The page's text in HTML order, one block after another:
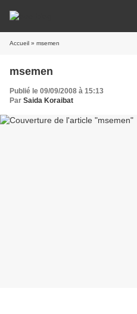
Accueil » msemen
msemen
Publié le 09/09/2008 à 15:13
Par Saida Koraibat